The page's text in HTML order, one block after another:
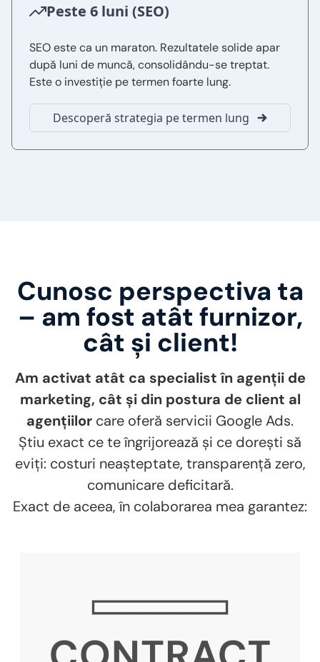
Peste 6 luni (SEO)
SEO este ca un maraton. Rezultatele solide apar
după luni de muncă, consolidându-se treptat.
Este o investiție pe termen foarte lung.
Descoperă strategia pe termen lung
Cunosc perspectiva ta
– am fost atât furnizor,
cât și client!
Am activat atât ca specialist în agenții de
marketing, cât și din postura de client al
agențiilor care oferă servicii Google Ads.
Știu exact ce te îngrijorează și ce dorești să
eviți: costuri neașteptate, transparență zero,
comunicare deficitară.
Exact de aceea, în colaborarea mea garantez: